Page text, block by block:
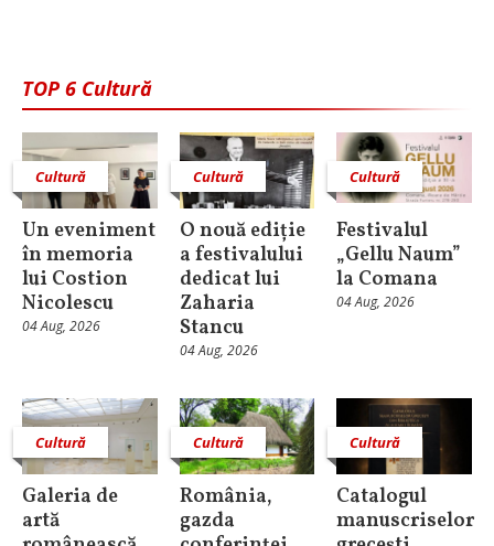
TOP 6 Cultură
Cultură
Un eveniment
în memoria
lui Costion
Nicolescu
04 Aug, 2026
Cultură
O nouă ediție
a festivalului
dedicat lui
Zaharia
Stancu
04 Aug, 2026
Cultură
Festivalul
„Gellu Naum”
la Comana
04 Aug, 2026
Cultură
Galeria de
artă
Cultură
România,
gazda
Cultură
Catalogul
manuscriselor